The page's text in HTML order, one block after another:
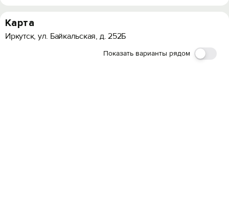
Карта
Иркутск, ул. Байкальская, д. 252Б
Показать варианты рядом